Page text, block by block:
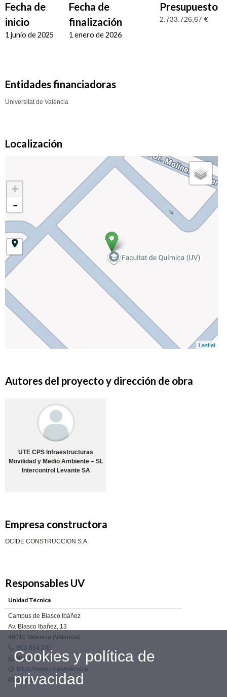
Fecha de
inicio
1 junio de 2025
Fecha de
finalización
1 enero de 2026
Presupuesto
2.733.726,67 €
Entidades financiadoras
Universitat de València
Localización
+
-
Leaflet
Autores del proyecto y dirección de obra
UTE CPS Infraestructuras
Movilidad y Medio Ambiente – SL
Intercontrol Levante SA
Empresa constructora
OCIDE CONSTRUCCION S.A.
Responsables UV
Unidad Técnica
Campus de Blasco Ibáñez
Av. Blasco Ibañez, 13
46010 Valencia (Valencia)
963 864 206
963 864 961
https://www.uv.es/utecnica
sut@uv.es
Cookies y política de
privacidad